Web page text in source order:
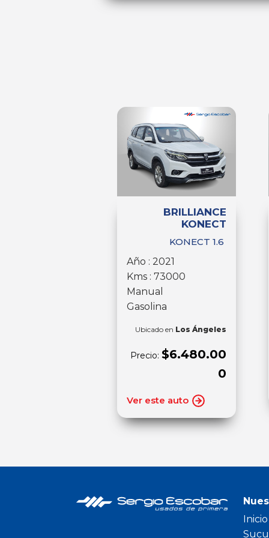
BRILLIANCE
KONECT
KONECT 1.6
Año : 2021
Kms : 73000
Manual
Gasolina
Ubicado en Los Ángeles
Precio: $6.480.00
0
Ver este auto
Inicio